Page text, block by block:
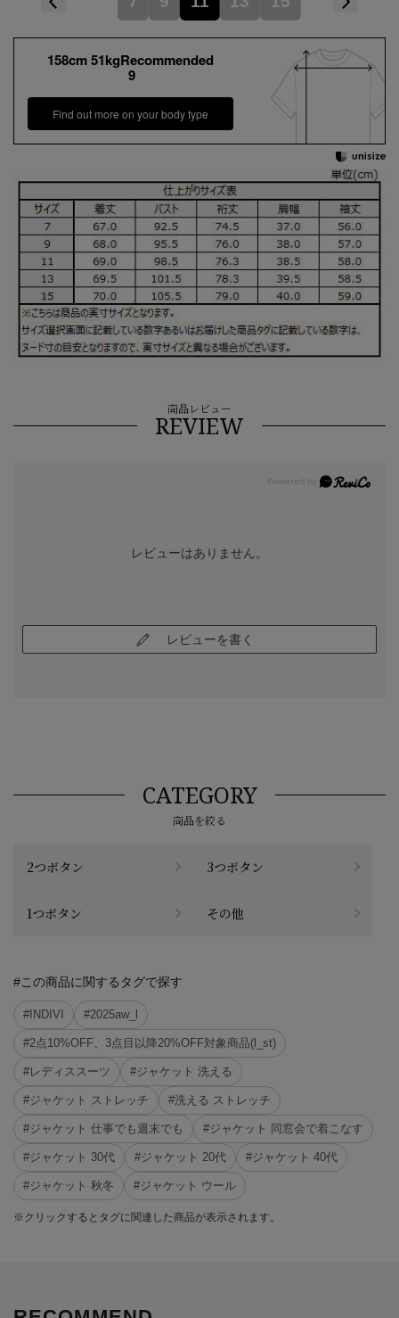
158cm 51kgRecommended
9
Find out more on your body type
商品レビュー
REVIEW
レビューはありません。
レビューを書く
CATEGORY
商品を絞る
2つボタン 3つボタン
1つボタン その他
#この商品に関するタグで探す
#INDIVI #2025aw_l
#2点10%OFF、3点目以降20%OFF対象商品(l_st)
#レディススーツ #ジャケット 洗える
#ジャケット ストレッチ #洗える ストレッチ
#ジャケット 仕事でも週末でも #ジャケット 同窓会で着こなす
#ジャケット 30代 #ジャケット 20代 #ジャケット 40代
#ジャケット 秋冬 #ジャケット ウール
※クリックするとタグに関連した商品が表示されます。